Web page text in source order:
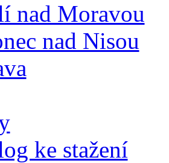
nad Moravou
nad Nisou
ke stažení